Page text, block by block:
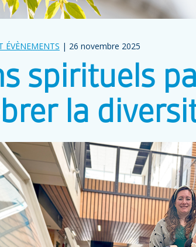
ÉVÈNEMENTS | 26 novembre 2025
spirituels
la